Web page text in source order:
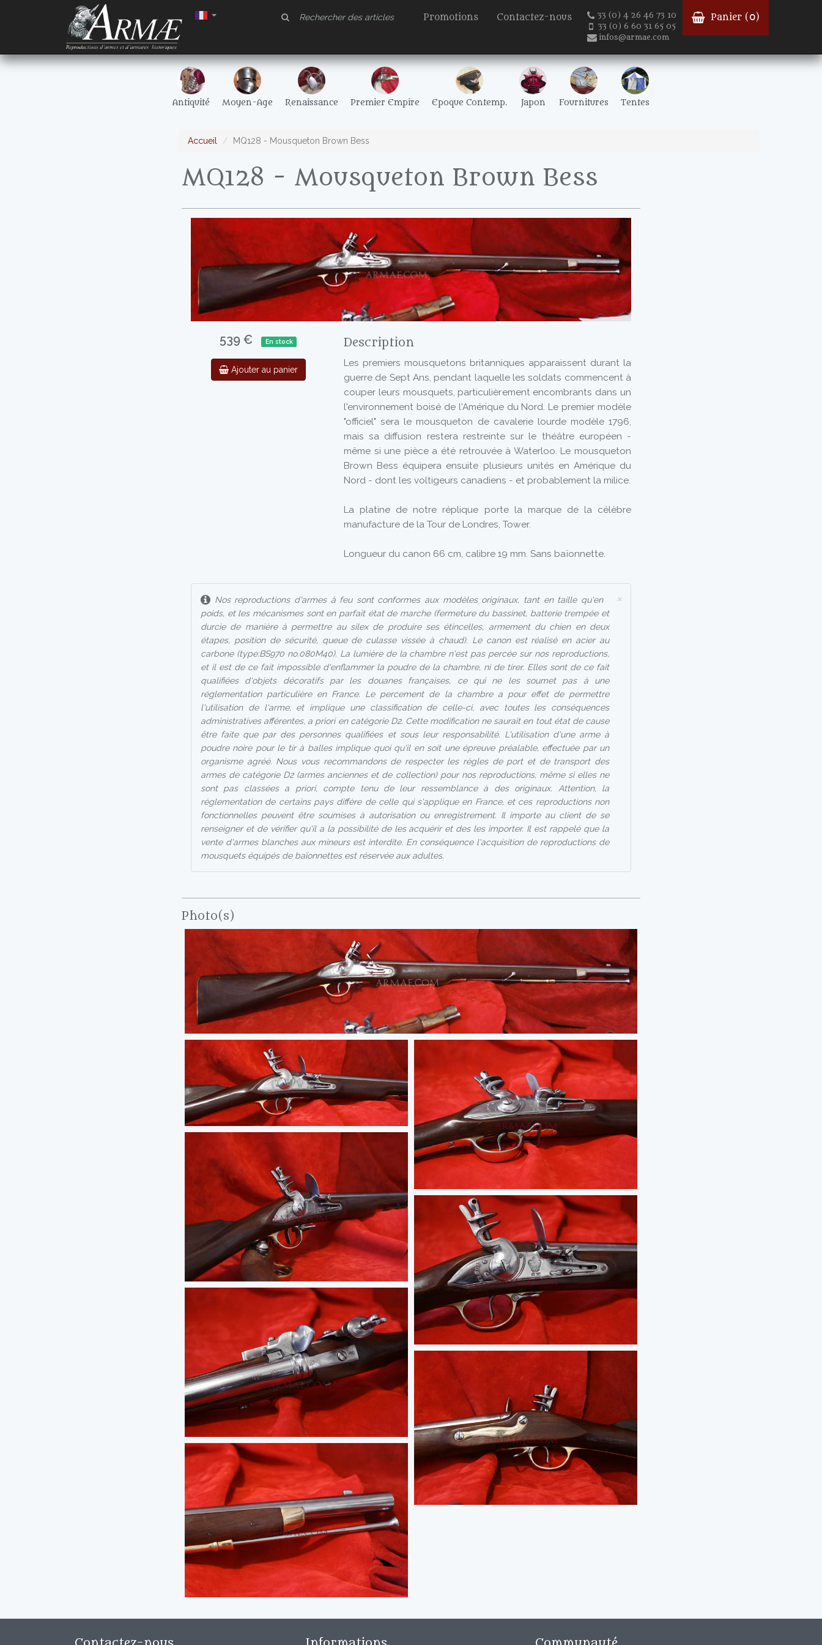
Promotions Contactez-nous
33 (0) 4 26 46 73 10
33 (0) 6 60 31 65 05
infos@armae.com
Panier ( 0)
Antiquité Moyen-Age Renaissance Premier Empire Epoque Contemp. Japon Fournitures Tentes
Accueil MQ128 - Mousqueton Brown Bess
MQ128 - Mousqueton Brown Bess
539 € En stock
Ajouter au panier
Description
Les premiers mousquetons britanniques apparaissent durant la
guerre de Sept Ans, pendant laquelle les soldats commencent à
couper leurs mousquets, particulièrement encombrants dans un
l'environnement boisé de l'Amérique du Nord. Le premier modèle
"officiel" sera le mousqueton de cavalerie lourde modèle 1796,
mais sa diffusion restera restreinte sur le théâtre européen -
même si une pièce a été retrouvée à Waterloo. Le mousqueton
Brown Bess équipera ensuite plusieurs unités en Amérique du
Nord - dont les voltigeurs canadiens - et probablement la milice.
La platine de notre réplique porte la marque de la célèbre
manufacture de la Tour de Londres, Tower.
Longueur du canon 66 cm, calibre 19 mm. Sans baïonnette.
×
Nos reproductions d'armes à feu sont conformes aux modèles originaux, tant en taille qu'en
poids, et les mécanismes sont en parfait état de marche (fermeture du bassinet, batterie trempée et
durcie de manière à permettre au silex de produire ses étincelles, armement du chien en deux
étapes, position de sécurité, queue de culasse vissée à chaud). Le canon est réalisé en acier au
carbone (type:BS970 no.080M40). La lumière de la chambre n'est pas percée sur nos reproductions,
et il est de ce fait impossible d'enflammer la poudre de la chambre, ni de tirer. Elles sont de ce fait
qualifiées d'objets décoratifs par les douanes françaises, ce qui ne les soumet pas à une
réglementation particulière en France. Le percement de la chambre a pour effet de permettre
l'utilisation de l'arme, et implique une classification de celle-ci, avec toutes les conséquences
administratives afférentes, a priori en catégorie D2. Cette modification ne saurait en tout état de cause
être faite que par des personnes qualifiées et sous leur responsabilité. L'utilisation d'une arme à
poudre noire pour le tir à balles implique quoi qu'il en soit une épreuve préalable, effectuée par un
organisme agréé. Nous vous recommandons de respecter les règles de port et de transport des
armes de catégorie D2 (armes anciennes et de collection) pour nos reproductions, même si elles ne
sont pas classées a priori, compte tenu de leur ressemblance à des originaux. Attention, la
réglementation de certains pays diffère de celle qui s'applique en France, et ces reproductions non
fonctionnelles peuvent être soumises à autorisation ou enregistrement. Il importe au client de se
renseigner et de vérifier qu'il a la possibilité de les acquérir et des les importer. Il est rappelé que la
vente d'armes blanches aux mineurs est interdite. En conséquence l'acquisition de reproductions de
mousquets équipés de baïonnettes est réservée aux adultes.
Photo(s)